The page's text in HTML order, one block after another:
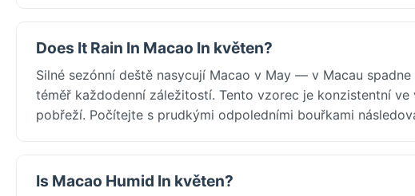
Does It Rain In Macao In květen?
Silné sezónní deště nasycují Macao v May — v Macau
téměř každodenní záležitostí. Tento vzorec je konzistentní
pobřeží. Počítejte s prudkými odpoledními bouřkami
Is Macao Humid In květen?